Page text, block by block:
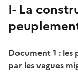
I- La
Document 1 :
par les vagues